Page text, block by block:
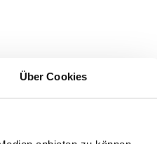
Über Cookies